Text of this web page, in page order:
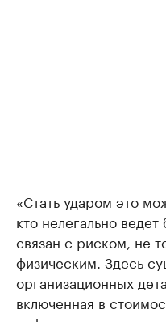
«Стать ударом это
кто нелегально
связан с риском, не
физическим. Здесь
организационных
включенная в